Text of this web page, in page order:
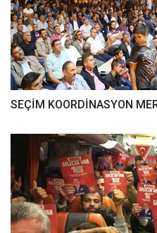
SEÇİM KOORDİNASYON